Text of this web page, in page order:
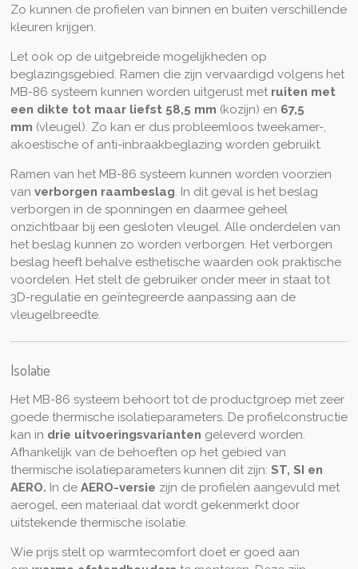
Zo kunnen de profielen van binnen en buiten verschillende
kleuren krijgen.
Let ook op de uitgebreide mogelijkheden op
beglazingsgebied. Ramen die zijn vervaardigd volgens het
MB-86 systeem kunnen worden uitgerust met ruiten met
een dikte tot maar liefst 58,5 mm (kozijn) en 67,5
mm (vleugel). Zo kan er dus probleemloos tweekamer-,
akoestische of anti-inbraakbeglazing worden gebruikt.
Ramen van het MB-86 systeem kunnen worden voorzien
van verborgen raambeslag. In dit geval is het beslag
verborgen in de sponningen en daarmee geheel
onzichtbaar bij een gesloten vleugel. Alle onderdelen van
het beslag kunnen zo worden verborgen. Het verborgen
beslag heeft behalve esthetische waarden ook praktische
voordelen. Het stelt de gebruiker onder meer in staat tot
3D-regulatie en geïntegreerde aanpassing aan de
vleugelbreedte.
Isolatie
Het MB-86 systeem behoort tot de productgroep met zeer
goede thermische isolatieparameters. De profielconstructie
kan in drie uitvoeringsvarianten geleverd worden.
Afhankelijk van de behoeften op het gebied van
thermische isolatieparameters kunnen dit zijn: ST, SI en
AERO. In de AERO-versie zijn de profielen aangevuld met
aerogel, een materiaal dat wordt gekenmerkt door
uitstekende thermische isolatie.
Wie prijs stelt op warmtecomfort doet er goed aan